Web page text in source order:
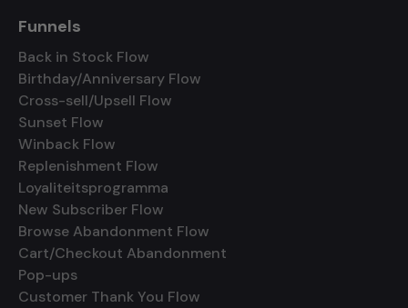
Funnels
Back in Stock Flow
Birthday/Anniversary Flow
Cross-sell/Upsell Flow
Sunset Flow
Winback Flow
Replenishment Flow
Loyaliteitsprogramma
New Subscriber Flow
Browse Abandonment Flow
Cart/Checkout Abandonment
Pop-ups
Customer Thank You Flow